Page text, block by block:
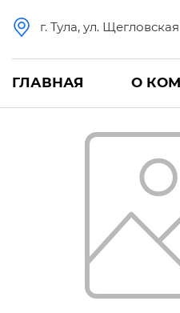
г. Тула, ул.
ГЛАВНАЯ О